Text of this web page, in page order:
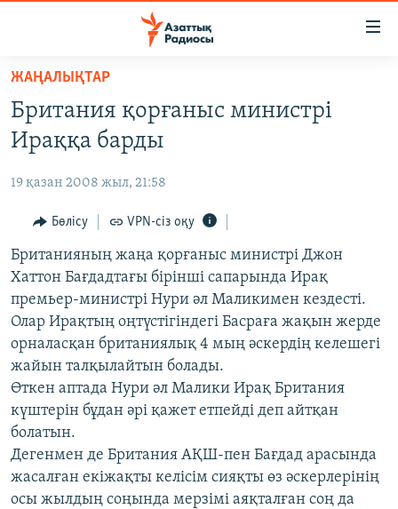
Skip
main
content
Skip
to
Navigation
Skip
to
Search
САЯСАТ
AZATTYQTV
ҚАҢТАР ОҚИҒАСЫ
АДАМ ҚҰҚЫҚТАРЫ
ӘЛЕУМЕТ
ӘЛЕМ
АРНАЙЫ ЖОБАЛАР
Русский
ЖАЗЫЛЫҢЫЗ
Басқа тілдерде
ЖАҢАЛЫҚТАР
Британия қорғаныс министрі
Ираққа барды
19 қазан 2008 жыл, 21:58
Бөлісу VPN-сіз оқу
Британияның жаңа қорғаныс министрі Джон
Хаттон Бағдадтағы бірінші сапарында Ирақ
премьер-министрі Нури әл Маликимен кездесті.
Олар Ирақтың оңтүстігіндегі Басраға жақын жерде
орналасқан британиялық 4 мың әскердің келешегі
жайын талқылайтын болады.
Өткен аптада Нури әл Малики Ирақ Британия
күштерін бұдан әрі қажет етпейді деп айтқан
болатын.
Дегенмен де Британия АҚШ-пен Бағдад арасында
жасалған екіжақты келісім сияқты өз әскерлерінің
осы жылдың соңында мерзімі аяқталған соң да